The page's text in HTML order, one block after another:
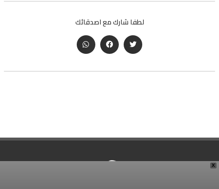
لطفا شارك مع اصدقائك
X